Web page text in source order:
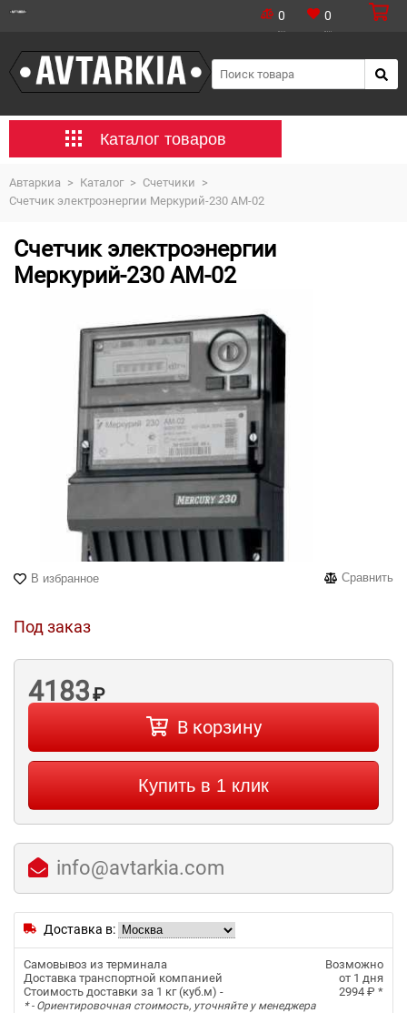
0 0
Каталог товаров
Автаркиа > Каталог > Счетчики >
Счетчик электроэнергии Меркурий-230 AM-02
Счетчик электроэнергии
Меркурий-230 AM-02
В избранное Сравнить
Под заказ
4183₽
В корзину
Купить в 1 клик
info@avtarkia.com
Доставка в:
Самовывоз из терминала
Возможно
Доставка транспортной компанией
от 1 дня
Стоимость доставки за 1 кг (куб.м) -
2994 ₽ *
* - Ориентировочная стоимость, уточняйте у менеджера